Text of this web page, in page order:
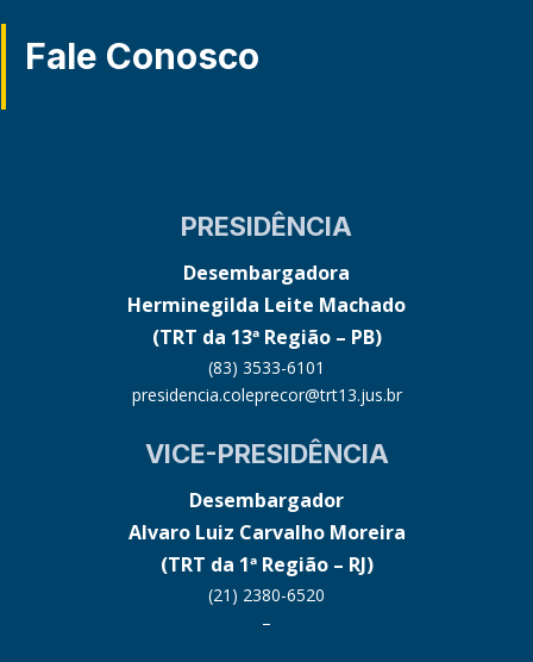
Fale Conosco
PRESIDÊNCIA
Desembargadora
Herminegilda Leite Machado
(TRT da 13ª Região – PB)
(83) 3533-6101
presidencia.coleprecor@trt13.jus.br
VICE-PRESIDÊNCIA
Desembargador
Alvaro Luiz Carvalho Moreira
(TRT da 1ª Região – RJ)
(21) 2380-6520
–